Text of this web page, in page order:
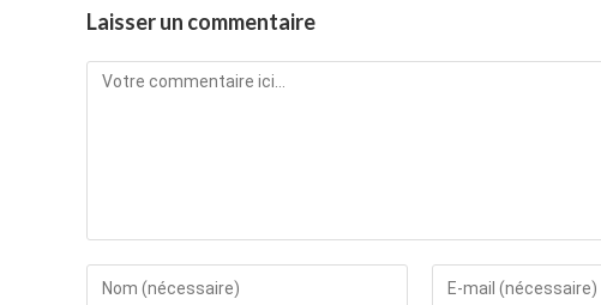
Laisser un commentaire
Comment
Enter
Enter